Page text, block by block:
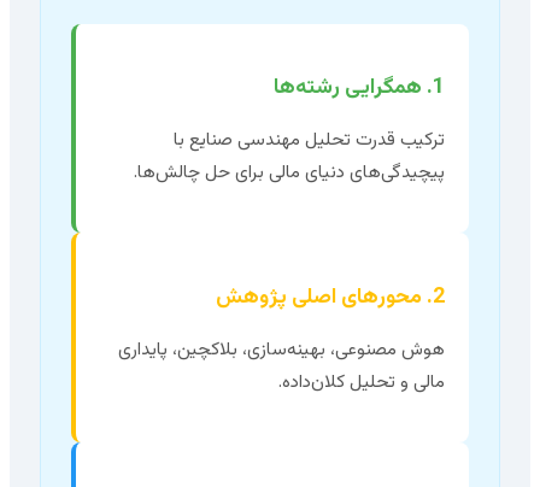
1. همگرایی رشته‌ها
ترکیب قدرت تحلیل مهندسی صنایع با
پیچیدگی‌های دنیای مالی برای حل چالش‌ها.
2. محورهای اصلی پژوهش
هوش مصنوعی، بهینه‌سازی، بلاکچین، پایداری
مالی و تحلیل کلان‌داده.